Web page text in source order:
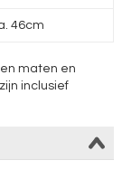
46cm
maten en
inclusief